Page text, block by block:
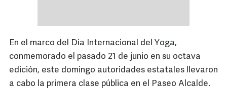
En el marco del Día Internacional del Yoga,
conmemorado el pasado 21 de junio en su octava
edición, este domingo autoridades estatales llevaron
a cabo la primera clase pública en el Paseo Alcalde.